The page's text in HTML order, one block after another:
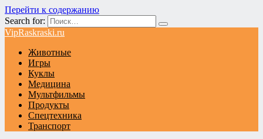
Перейти к содержанию
Search for:
VipRaskraski.ru
Животные
Игры
Куклы
Медицина
Мультфильмы
Продукты
Спецтехника
Транспорт